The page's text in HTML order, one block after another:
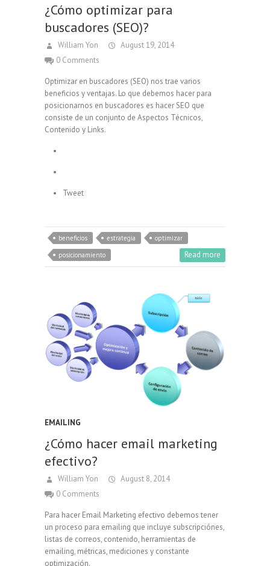
¿Cómo optimizar para
buscadores (SEO)?
William Yon
August 19, 2014
0 Comments
Optimizar en buscadores (SEO) nos trae varios
beneficios y ventajas. Lo que debemos hacer para
posicionarnos en buscadores es hacer SEO que
consiste de un conjunto de Aspectos Técnicos,
Contenido y Links.
Tweet
beneficios estrategia
optimizar
posicionamiento
Read more
EMAILING
¿Cómo hacer email marketing
efectivo?
William Yon
August 8, 2014
0 Comments
Para hacer Email Marketing efectivo debemos tener
un proceso para emailing que incluye subscripciónes,
listas de correos, contenido, herramientas de
emailing, métricas, mediciones y constante
optimización.